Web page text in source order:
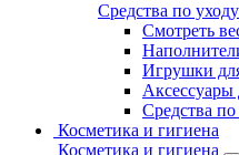
Средства по
Смотреть
Игрушки
Средства
Косметика и гигиена
Косметика и гигиена